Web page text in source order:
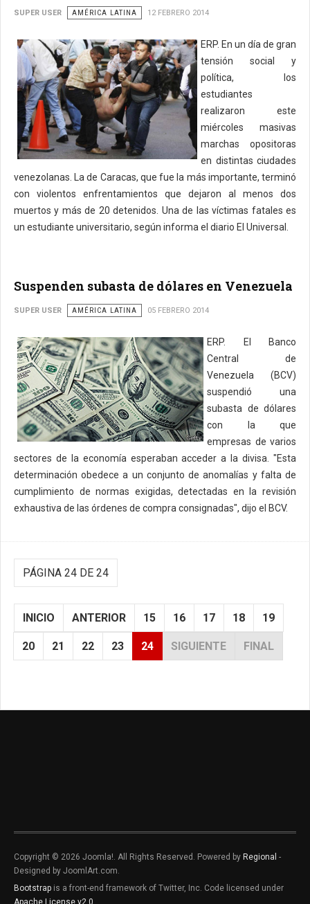
SUPER USER AMÉRICA LATINA 12 FEBRERO 2014
ERP. En un día de gran
tensión social y
política, los
estudiantes
realizaron este
miércoles masivas
marchas opositoras
en distintas ciudades
venezolanas. La de Caracas, que fue la más importante, terminó
con violentos enfrentamientos que dejaron al menos dos
muertos y más de 20 detenidos. Una de las víctimas fatales es
un estudiante universitario, según informa el diario El Universal.
Suspenden subasta de dólares en Venezuela
SUPER USER AMÉRICA LATINA 05 FEBRERO 2014
ERP. El Banco
Central de
Venezuela (BCV)
suspendió una
subasta de dólares
con la que
empresas de varios
sectores de la economía esperaban acceder a la divisa. "Esta
determinación obedece a un conjunto de anomalías y falta de
cumplimiento de normas exigidas, detectadas en la revisión
exhaustiva de las órdenes de compra consignadas", dijo el BCV.
PÁGINA 24 DE 24
INICIO ANTERIOR 15 16 17 18 19
20 21 22 23 24 SIGUIENTE FINAL
Copyright © 2026 Joomla!. All Rights Reserved. Powered by Regional -
Designed by JoomlArt.com.
Bootstrap is a front-end framework of Twitter, Inc. Code licensed under
Apache License v2.0